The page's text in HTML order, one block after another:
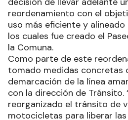
reordenamiento con el
uso más eficiente y
los cuales fue creado el
la Comuna.
Como parte de este
tomado medidas concretas
demarcación de la línea
con la dirección de Tránsito.
reorganizado el tránsito de
motocicletas para liberar